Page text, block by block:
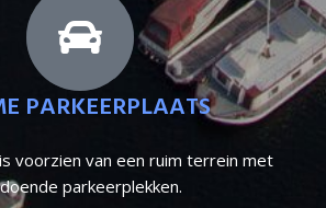
PARKEERPLAATS
voorzien van een ruim terrein met
parkeerplekken.